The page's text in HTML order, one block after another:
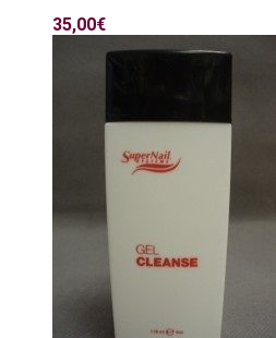
35,00€